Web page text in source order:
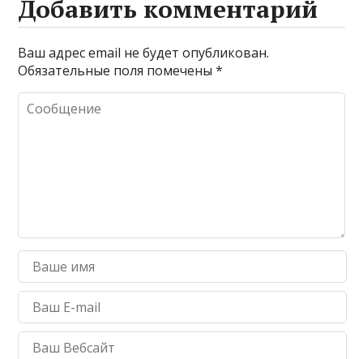
Добавить комментарий
Ваш адрес email не будет опубликован.
Обязательные поля помечены*